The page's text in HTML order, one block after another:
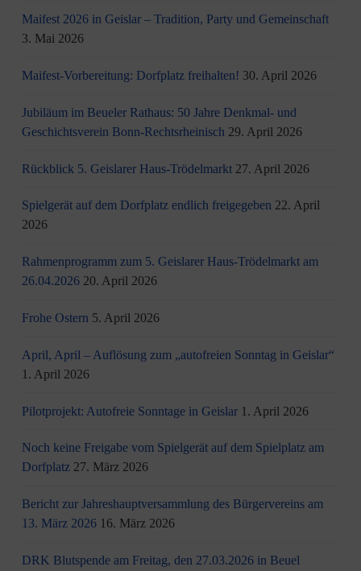
Maifest 2026 in Geislar – Tradition, Party und Gemeinschaft
3. Mai 2026
Maifest-Vorbereitung: Dorfplatz freihalten! 30. April 2026
Jubiläum im Beueler Rathaus: 50 Jahre Denkmal- und
Geschichtsverein Bonn-Rechtsrheinisch 29. April 2026
Rückblick 5. Geislarer Haus-Trödelmarkt 27. April 2026
Spielgerät auf dem Dorfplatz endlich freigegeben 22. April
2026
Rahmenprogramm zum 5. Geislarer Haus-Trödelmarkt am
26.04.2026 20. April 2026
Frohe Ostern 5. April 2026
April, April – Auflösung zum „autofreien Sonntag in Geislar“
1. April 2026
Pilotprojekt: Autofreie Sonntage in Geislar 1. April 2026
Noch keine Freigabe vom Spielgerät auf dem Spielplatz am
Dorfplatz 27. März 2026
Bericht zur Jahreshauptversammlung des Bürgervereins am
13. März 2026 16. März 2026
DRK Blutspende am Freitag, den 27.03.2026 in Beuel